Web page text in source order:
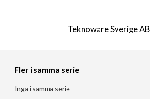
Teknoware Sverige AB
Fler i samma serie
Inga i samma serie